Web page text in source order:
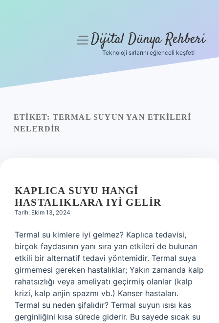
Yasal Uyarı
menüyüDijital Dünya Rehberi
Teknoloji sırlarını eğlenceli keşfet!
ETIKET: TERMAL SUYUN YAN ETKILERI
NELERDIR
KAPLICA SUYU HANGI
HASTALIKLARA IYI GELIR
Tarih: Ekim 13, 2024
Termal su kimlere iyi gelmez? Kaplıca tedavisi,
birçok faydasının yanı sıra yan etkileri de bulunan
etkili bir alternatif tedavi yöntemidir. Termal suya
girmemesi gereken hastalıklar; Yakın zamanda kalp
rahatsızlığı veya ameliyatı geçirmiş olanlar (kalp
krizi, kalp anjin spazmı vb.) Kanser hastaları.
Termal su neden şifalıdır? Termal suyun ısısı kas
gerginliğini kısa sürede giderir. Bu sayede sıcak su